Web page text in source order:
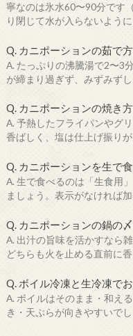
寧なのは氷水60〜90分です
り閉じて水が入らないように
Q. カニポーションの茹で
A. たっぷりの沸騰湯で2〜3
が締まり過ぎず、みずみずし
Q. カニポーションの焼き
A. 予熱したフライパンやグ
香ばしく、塩は仕上げ振りが
Q. カニポーションを生で
A. 生で食べるのは「生食用
ましょう。表示がなければ
Q. カニポーションの鍋の
A. 出汁の旨味を活かすなら
どちらも火を止める直前に
Q. ボイル冷凍と生冷凍で
A. ボイルはそのまま・和え
き・天ぷらが向きやすいで